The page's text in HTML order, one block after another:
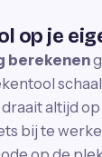
op je
berekenen
altijd
bij te